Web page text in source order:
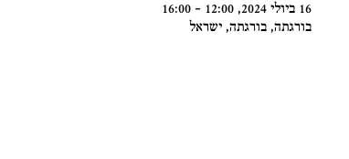
16 ביולי 2024, 12:00 – 16:00
בורגתה, בורגתה, ישראל